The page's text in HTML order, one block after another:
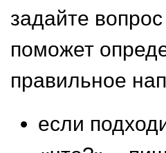
задайте
поможет
правильное
если